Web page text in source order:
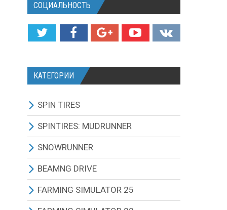
СОЦИАЛЬНОСТЬ
КАТЕГОРИИ
SPIN TIRES
СКАЧАТЬ ИГРУ
ВСЕ МОДЫ
ТЕХНИКА
КАРТЫ
SPINTIRES: MUDRUNNER
ВСЕ МОДЫ
ГРУЗОВИКИ
ВНЕДОРОЖНИКИ
SNOWRUNNER
ВСЕ МОДЫ
ГРУЗОВИКИ
BEAMNG DRIVE
BEAMNG DRIVE ИГРА И
ОБНОВЛЕНИЯ
FARMING SIMULATOR 25